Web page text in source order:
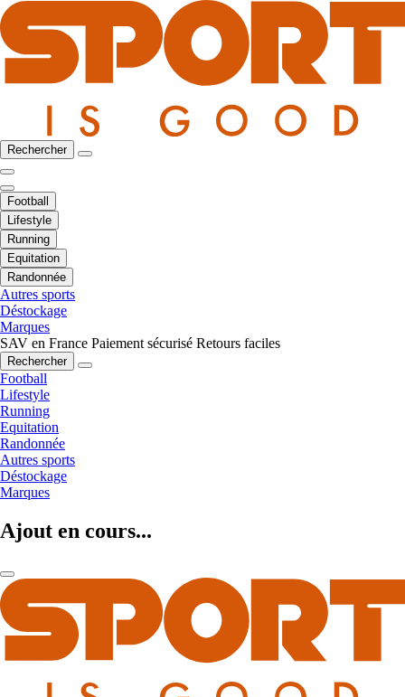
Rechercher
Football
Lifestyle
Running
Equitation
Randonnée
Autres sports
Déstockage
Marques
SAV en France Paiement sécurisé Retours faciles
Rechercher
Football
Lifestyle
Running
Equitation
Randonnée
Autres sports
Déstockage
Marques
Ajout en cours...